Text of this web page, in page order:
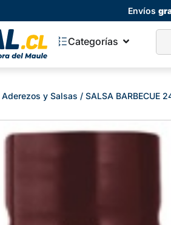
Envíos
Categorías
Aderezos y Salsas / SALSA BARBECUE